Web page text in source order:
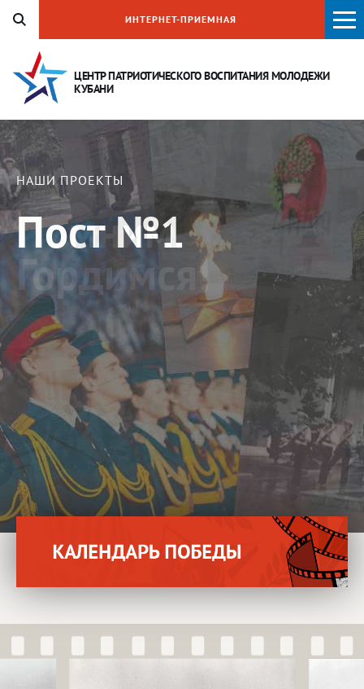
ЦЕНТР ПАТРИОТИЧЕСКОГО ВОСПИТАНИЯМОЛОДЕЖИ
КУБАНИ
ИНТЕРНЕТ-ПРИЕМНАЯ
НАШИ ПРОЕКТЫ
Пост №1